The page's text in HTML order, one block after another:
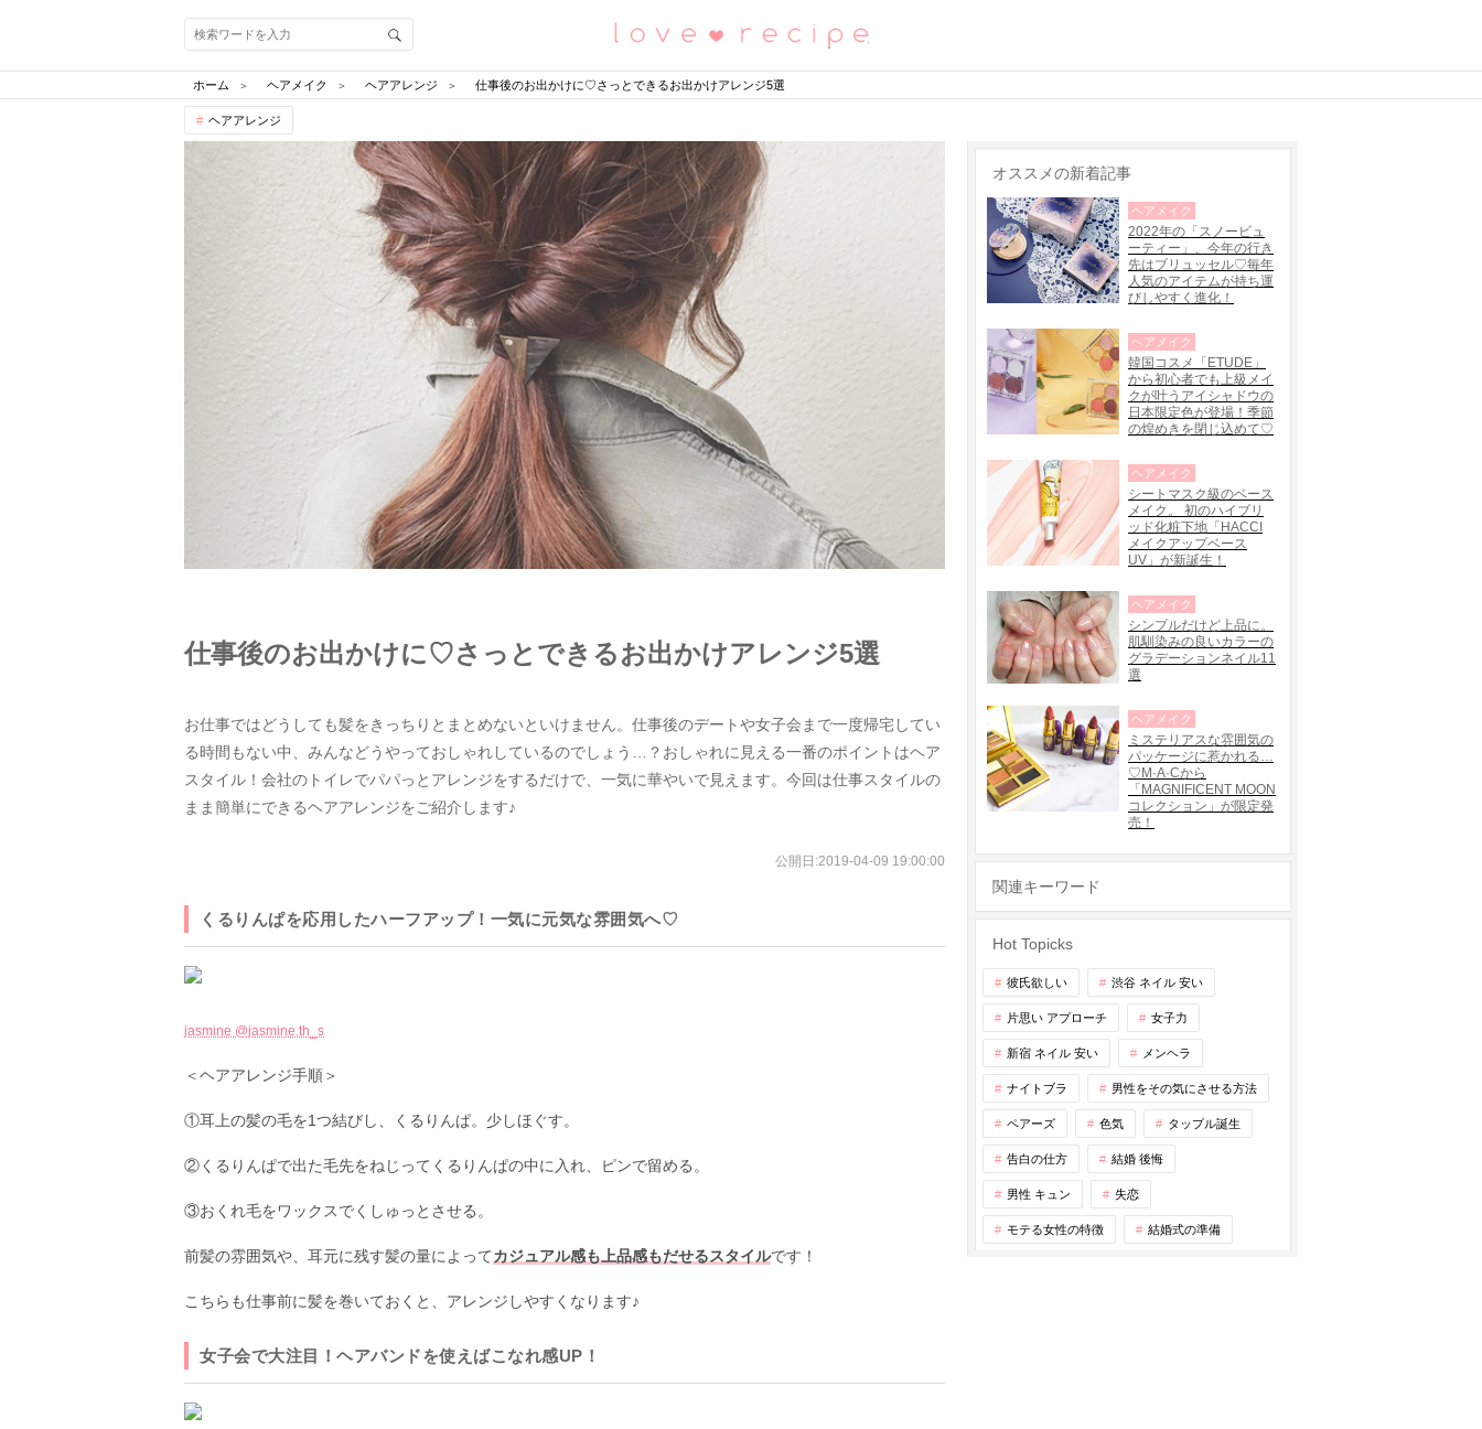
恋愛レシピ
ホーム ヘアメイク ヘアアレンジ 仕事後のお出かけに♡さっとできるお出かけアレンジ5選
ヘアアレンジ
仕事後のお出かけに♡さっとできるお出かけアレンジ5選
お仕事ではどうしても髪をきっちりとまとめないといけません。仕事後のデートや女子会まで一度帰宅してい
る時間もない中、みんなどうやっておしゃれしているのでしょう…？おしゃれに見える一番のポイントはヘア
スタイル！会社のトイレでパパっとアレンジをするだけで、一気に華やいで見えます。今回は仕事スタイルの
まま簡単にできるヘアアレンジをご紹介します♪
公開日:2019-04-09 19:00:00
くるりんぱを応用したハーフアップ！一気に元気な雰囲気へ♡
jasmine @jasmine.th_s
＜ヘアアレンジ手順＞
①耳上の髪の毛を1つ結びし、くるりんぱ。少しほぐす。
②くるりんぱで出た毛先をねじってくるりんぱの中に入れ、ピンで留める。
③おくれ毛をワックスでくしゅっとさせる。
前髪の雰囲気や、耳元に残す髪の量によってカジュアル感も上品感もだせるスタイルです！
こちらも仕事前に髪を巻いておくと、アレンジしやすくなります♪
女子会で大注目！ヘアバンドを使えばこなれ感UP！
オススメの新着記事
2022年の「スノービュ
ーティー」、今年の行き
先はブリュッセル♡毎年
人気のアイテムが持ち運
びしやすく進化！
ヘアメイク
韓国コスメ「ETUDE」
から初心者でも上級メイ
クが叶うアイシャドウの
日本限定色が登場！季節
の煌めきを閉じ込めて♡
ヘアメイク
シートマスク級のベース
メイク。 初のハイブリ
ッド化粧下地「HACCI
メイクアップベース
UV」が新誕生！
ヘアメイク
シンプルだけど上品に。
肌馴染みの良いカラーの
グラデーションネイル11
選
ヘアメイク
ミステリアスな雰囲気の
パッケージに惹かれる…
♡M·A·Cから
「MAGNIFICENT MOON
コレクション」が限定発
売！
ヘアメイク
関連キーワード
Hot Topicks
彼氏欲しい 渋谷 ネイル 安い
片思い アプローチ 女子力
新宿 ネイル 安い メンヘラ
ナイトブラ 男性をその気にさせる方法
ペアーズ 色気 タップル誕生
告白の仕方 結婚 後悔
男性 キュン 失恋
モテる女性の特徴 結婚式の準備